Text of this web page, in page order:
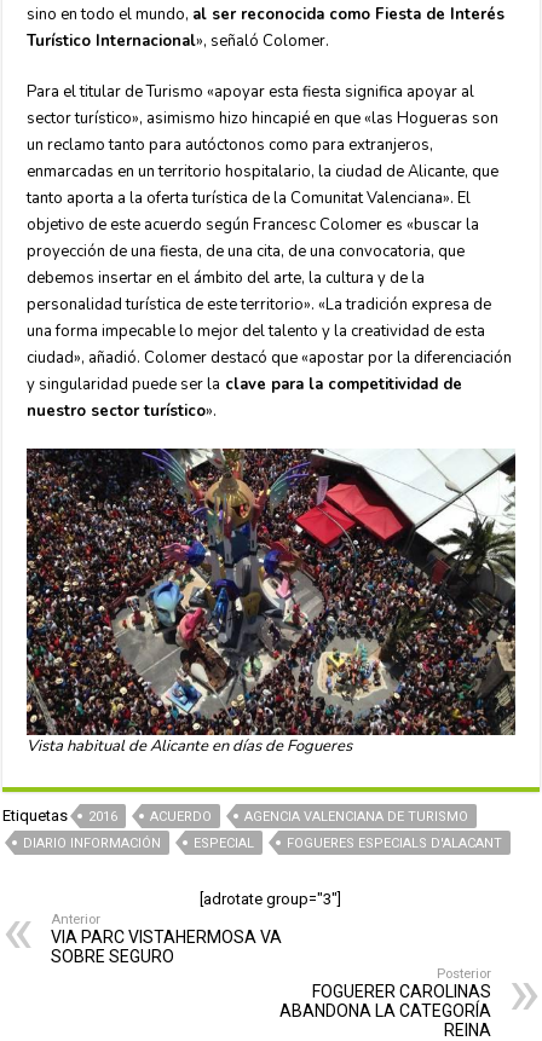
sino en todo el mundo, al ser reconocida como Fiesta de Interés
Turístico Internacional», señaló Colomer.
Para el titular de Turismo «apoyar esta fiesta significa apoyar al
sector turístico», asimismo hizo hincapié en que «las Hogueras son
un reclamo tanto para autóctonos como para extranjeros,
enmarcadas en un territorio hospitalario, la ciudad de Alicante, que
tanto aporta a la oferta turística de la Comunitat Valenciana». El
objetivo de este acuerdo según Francesc Colomer es «buscar la
proyección de una fiesta, de una cita, de una convocatoria, que
debemos insertar en el ámbito del arte, la cultura y de la
personalidad turística de este territorio». «La tradición expresa de
una forma impecable lo mejor del talento y la creatividad de esta
ciudad», añadió. Colomer destacó que «apostar por la diferenciación
y singularidad puede ser la clave para la competitividad de
nuestro sector turístico».
Vista habitual de Alicante en días de Fogueres
Etiquetas 2016 ACUERDO
AGENCIA VALENCIANA DE TURISMO
DIARIO INFORMACIÓN
ESPECIAL FOGUERES ESPECIALS D'ALACANT
[adrotate group="3"]
Anterior
VIA PARC VISTAHERMOSA VA
SOBRE SEGURO
Posterior
FOGUERER CAROLINAS
ABANDONA LA CATEGORÍA
REINA